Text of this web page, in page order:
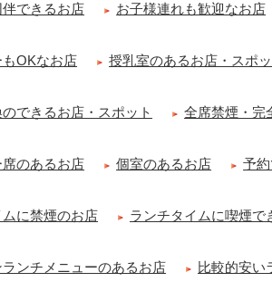
できるお店 お子様連れも歓迎なお店
OKなお店 授乳室のあるお店・スポ
できるお店・スポット 全席禁煙・完
のあるお店 個室のあるお店 予
に禁煙のお店 ランチタイムに喫煙で
ランチメニューのあるお店 比較的安い